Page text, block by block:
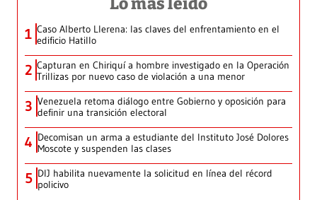
1 Caso Alberto Llerena: las claves del enfrentamiento en el
edificio Hatillo
2 Capturan en Chiriquí a hombre investigado en la Operación
Trillizas por nuevo caso de violación a una menor
3 Venezuela retoma diálogo entre Gobierno y oposición para
definir una transición electoral
4 Decomisan un arma a estudiante del Instituto José Dolores
Moscote y suspenden las clases
5 DIJ habilita nuevamente la solicitud en línea del récord
policivo